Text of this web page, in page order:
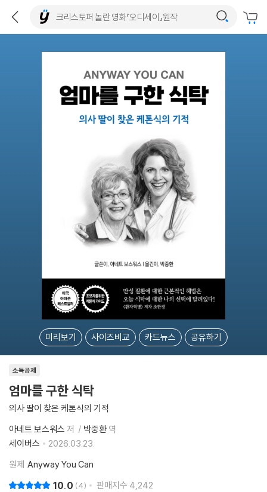
미리보기 사이즈비교 카드뉴스 공유하기
소득공제
엄마를 구한 식탁
의사 딸이 찾은 케톤식의 기적
아네트 보스워스 저 박중환 역
세이버스
2026.03.23.
원제 Anyway You Can
10.0 4 판매지수 4,242